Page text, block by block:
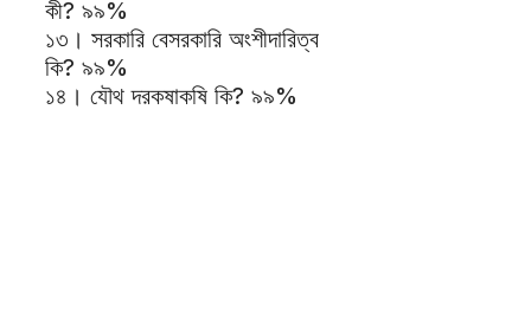
কী? ৯৯%
১৩। সরকারি বেসরকারি অংশীদারিত্ব
কি? ৯৯%
১৪। যৌথ দরকষাকষি কি? ৯৯%